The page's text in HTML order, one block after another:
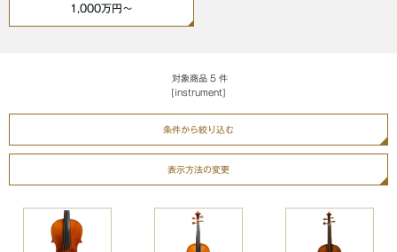
1,000万円〜
対象商品 5 件
[instrument]
条件から絞り込む
表示方法の変更